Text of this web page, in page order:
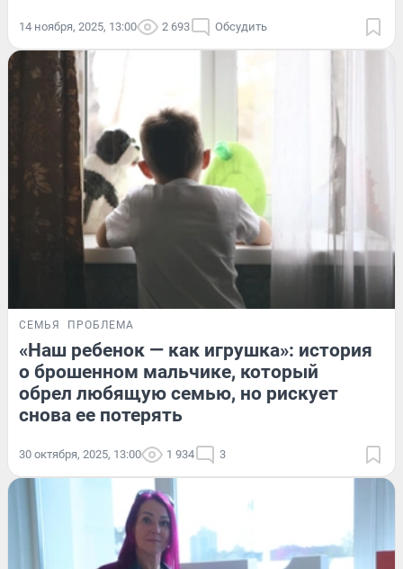
14 ноября, 2025, 13:00 2 693 Обсудить
СЕМЬЯ ПРОБЛЕМА
«Наш ребенок — как игрушка»: история
о брошенном мальчике, который
обрел любящую семью, но рискует
снова ее потерять
30 октября, 2025, 13:00 1 934 3